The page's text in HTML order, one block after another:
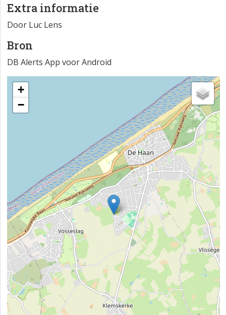
Extra informatie
Door Luc Lens
Bron
DB Alerts App voor Android
+
−